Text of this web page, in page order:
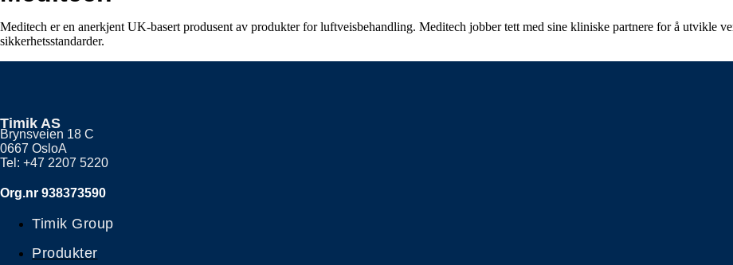
Meditech er en anerkjent UK-basert produsent av produkter for luftveisbehandling. Meditech jobber tett med sine kliniske partnere for å utvikle
sikkerhetsstandarder.
Timik AS
Brynsveien 18 C
0667 OsloA
Tel: +47 2207 5220
Org.nr 938373590
Timik Group
Produkter